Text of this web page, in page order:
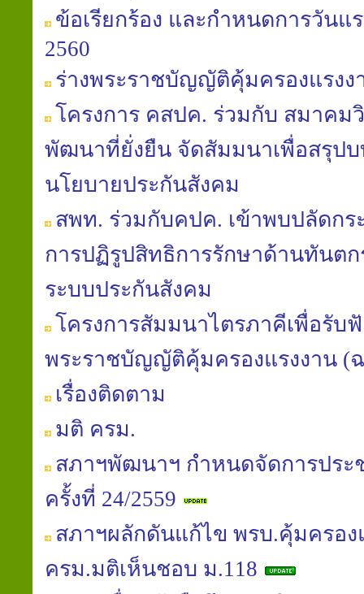
ข้อเรียกร้อง และกำหนดการวันแ
2560
ร่างพระราชบัญญัติคุ้มครองแรงง
โครงการ คสปค. ร่วมกับ สมาคม
พัฒนาที่ยั่งยืน จัดสัมมนาเพื่อสรุปบ
นโยบายประกันสังคม
สพท. ร่วมกับคปค. เข้าพบปลัดกร
การปฏิรูปสิทธิการรักษาด้านทันต
ระบบประกันสังคม
โครงการสัมมนาไตรภาคีเพื่อรับ
พระราชบัญญัติคุ้มครองแรงงาน (
เรื่องติดตาม
มติ ครม.
สภาฯพัฒนาฯ กำหนดจัดการปร
ครั้งที่ 24/2559
สภาฯผลักดันแก้ไข พรบ.คุ้มครอง
ครม.มติเห็นชอบ ม.118